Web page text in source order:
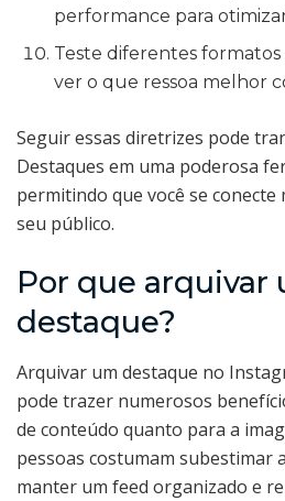
performance para
Teste diferentes
ver o que ressoa melhor
Seguir essas diretrizes pode
Destaques em uma poderosa
permitindo que você se conecte
seu público.
Por que arquivar
destaque?
Arquivar um destaque no
pode trazer numerosos
de conteúdo quanto para a
pessoas costumam subestimar
manter um feed organizado e